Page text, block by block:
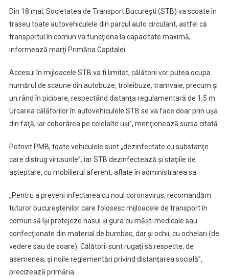
Din 18 mai, Societatea de Transport Bucureşti (STB) va scoate în
traseu toate autovehiculele din parcul auto circulant, astfel că
transportul în comun va funcţiona la capacitate maximă,
informează marţi Primăria Capitalei.
Accesul în mijloacele STB va fi limitat, călătorii vor putea ocupa
numărul de scaune din autobuze, troleibuze, tramvaie, precum şi
un rând în picioare, respectând distanţa regulamentară de 1,5 m.
Urcarea călătorilor în autovehiculele STB se va face doar prin uşa
din faţă, iar coborârea pe celelalte uşi”, menţionează sursa citată.
Potrivit PMB, toate vehiculele sunt „dezinfectate cu substanţe
care distrug virusurile”, iar STB dezinfectează şi staţiile de
aşteptare, cu mobilierul aferent, aflate în administrarea sa.
„Pentru a preveni infectarea cu noul coronavirus, recomandăm
tuturor bucureştenilor care folosesc mijloacele de transport în
comun să îşi protejeze nasul şi gura cu măşti medicale sau
confecţionate din material de bumbac, dar şi ochii, cu ochelari (de
vedere sau de soare). Călătorii sunt rugaţi să respecte, de
asemenea, şi noile reglementări privind distanţarea socială”,
precizează primăria.